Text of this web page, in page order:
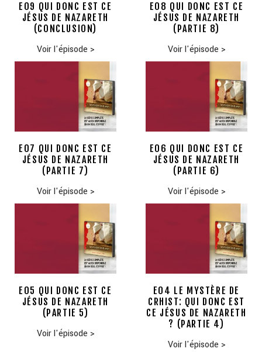
E09 QUI DONC EST CE
JÉSUS DE NAZARETH
(CONCLUSION)
Voir l'épisode >
E08 QUI DONC EST CE
JÉSUS DE NAZARETH
(PARTIE 8)
Voir l'épisode >
E07 QUI DONC EST CE
JÉSUS DE NAZARETH
(PARTIE 7)
Voir l'épisode >
E06 QUI DONC EST CE
JÉSUS DE NAZARETH
(PARTIE 6)
Voir l'épisode >
E05 QUI DONC EST CE
JÉSUS DE NAZARETH
(PARTIE 5)
Voir l'épisode >
E04 LE MYSTÈRE DE
CRHIST: QUI DONC EST
CE JÉSUS DE NAZARETH
? (PARTIE 4)
Voir l'épisode >